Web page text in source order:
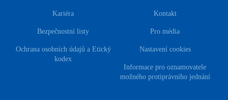
Kariéra Kontakt
Bezpečnostní listy Pro média
Ochrana osobních údajů a Etický
kodex
Nastavení cookies
Informace pro oznamovatele
možného protiprávního jednání